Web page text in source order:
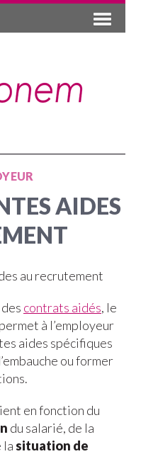
AIDES
contrats aidés, le
à l’employeur
aides spécifiques
ou former
en fonction du
du salarié, de la
lasituation de